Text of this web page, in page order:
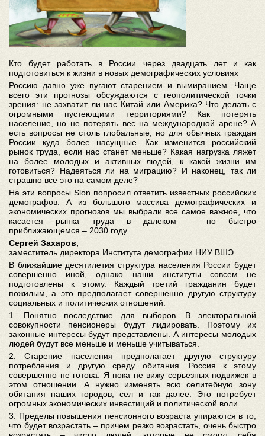
Кто будет работать в России через двадцать лет и как
подготовиться к жизни в новых демографических условиях
Россию давно уже пугают старением и вымиранием. Чаще
всего эти прогнозы обсуждаются с геополитической точки
зрения: не захватит ли нас Китай или Америка? Что делать с
огромными пустеющими территориями? Как потерять
население, но не потерять вес на международной арене? А
есть вопросы не столь глобальные, но для обычных граждан
России куда более насущные. Как изменится российский
рынок труда, если нас станет меньше? Какая нагрузка ляжет
на более молодых и активных людей, к какой жизни им
готовиться? Надеяться ли на миграцию? И наконец, так ли
страшно все это на самом деле?
На эти вопросы Slon попросил ответить известных российских
демографов. А из большого массива демографических и
экономических прогнозов мы выбрали все самое важное, что
касается рынка труда в далеком – но быстро
приближающемся – 2030 году.
Сергей Захаров,
заместитель директора Института демографии НИУ ВШЭ
В ближайшие десятилетия структура населения России будет
совершенно иной, однако наши институты совсем не
подготовлены к этому. Каждый третий гражданин будет
пожилым, а это предполагает совершенно другую структуру
социальных и политических отношений.
1. Понятно последствие для выборов. В электоральной
совокупности пенсионеры будут лидировать. Поэтому их
законные интересы будут представлены. А интересы молодых
людей будут все меньше и меньше учитываться.
2. Старение населения предполагает другую структуру
потребления и другую среду обитания. Россия к этому
совершенно не готова. Я пока не вижу серьезных подвижек в
этом отношении. А нужно изменять всю селитебную зону
обитания наших городов, сел и так далее. Это потребует
огромных экономических инвестиций и политической воли.
3. Пределы повышения пенсионного возраста упираются в то,
что будет возрастать – причем резко возрастать, очень быстро